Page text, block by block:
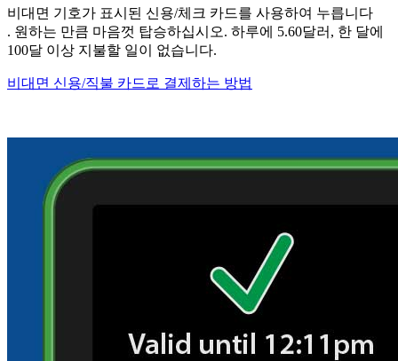
비대면 기호가 표시된 신용/체크 카드를 사용하여 누릅니다
. 원하는 만큼 마음껏 탑승하십시오. 하루에 5.60달러, 한 달에
100달 이상 지불할 일이 없습니다.
비대면 신용/직불 카드로 결제하는 방법